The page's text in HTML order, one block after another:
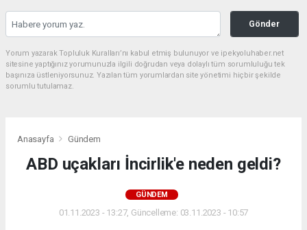
Gönder
Yorum yazarak Topluluk Kuralları’nı kabul etmiş bulunuyor ve ipekyoluhaber.net
sitesine yaptığınız yorumunuzla ilgili doğrudan veya dolaylı tüm sorumluluğu tek
başınıza üstleniyorsunuz. Yazılan tüm yorumlardan site yönetimi hiçbir şekilde
sorumlu tutulamaz.
Anasayfa Gündem
ABD uçakları İncirlik'e neden geldi?
GÜNDEM
01.11.2023 - 13:27, Güncelleme: 03.11.2023 - 10:57